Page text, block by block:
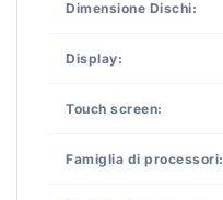
Dimensione Dischi:
Display:
Touch screen:
Famiglia di processori: